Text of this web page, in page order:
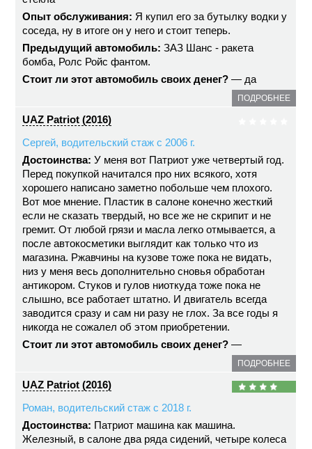
Опыт обслуживания: Я купил его за бутылку водки у
соседа, ну в итоге он у него и стоит теперь.
Предыдущий автомобиль: ЗАЗ Шанс - ракета
бомба, Ролс Ройс фантом.
Стоит ли этот автомобиль своих денег? — да
ПОДРОБНЕЕ
UAZ Patriot (2016)
Сергей, водительский стаж с 2006 г.
Достоинства: У меня вот Патриот уже четвертый год.
Перед покупкой начитался про них всякого, хотя
хорошего написано заметно побольше чем плохого.
Вот мое мнение. Пластик в салоне конечно жесткий
если не сказать твердый, но все же не скрипит и не
гремит. От любой грязи и масла легко отмывается, а
после автокосметики выглядит как только что из
магазина. Ржавчины на кузове тоже пока не видать,
низ у меня весь дополнительно сновья обработан
антикором. Стуков и гулов ниоткуда тоже пока не
слышно, все работает штатно. И двигатель всегда
заводится сразу и сам ни разу не глох. За все годы я
никогда не сожалел об этом приобретении.
Стоит ли этот автомобиль своих денег? —
ПОДРОБНЕЕ
UAZ Patriot (2016)
Роман, водительский стаж с 2018 г.
Достоинства: Патриот машина как машина.
Железный, в салоне два ряда сидений, четыре колеса